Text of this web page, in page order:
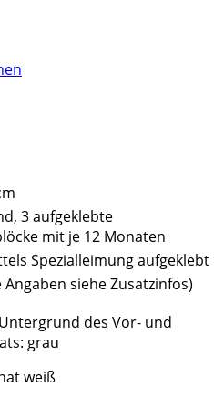
3 aufgeklebte
mit je 12 Monaten
Spezialleimung aufgeklebt
Angaben siehe Zusatzinfos)
des Vor- und
grau
weiß